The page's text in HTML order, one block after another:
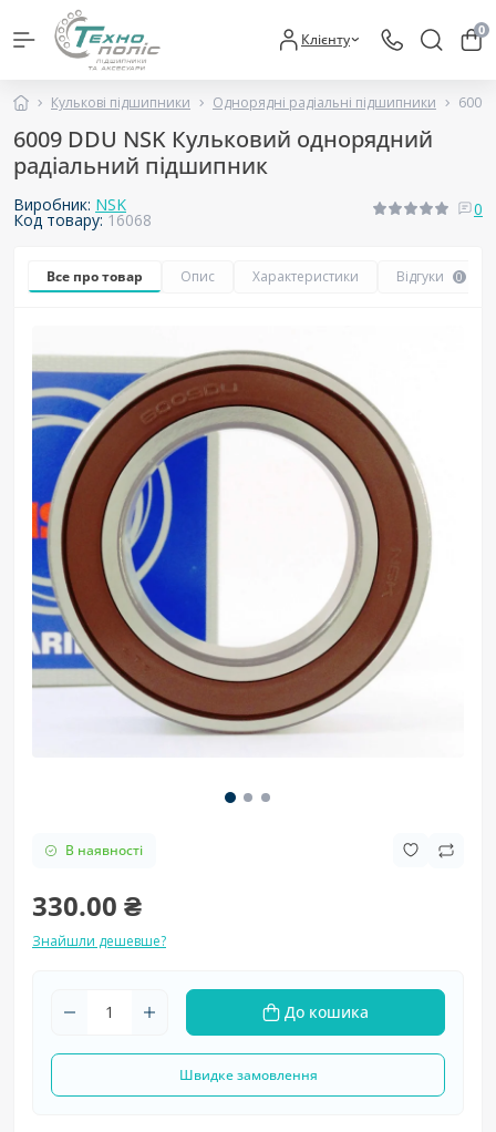
Клієнту 0
Кулькові підшипники Однорядні радіальні підшипники 6009
6009 DDU NSK Кульковий однорядний
радіальний підшипник
Виробник: NSK
Код товару:16068
0
Все про товар Опис Характеристики Відгуки 0
В наявності
330.00 ₴
Знайшли дешевше?
До кошика
Швидке замовлення